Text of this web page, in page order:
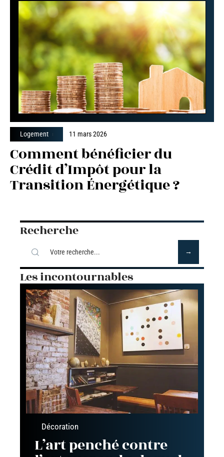
Logement 11 mars 2026
Comment bénéficier du
Crédit d’Impôt pour la
Transition Énergétique ?
Recherche
Les incontournables
Décoration
L’art penché contre